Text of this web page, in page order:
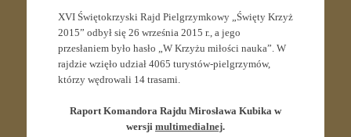
XVI Świętokrzyski Rajd Pielgrzymkowy „Święty Krzyż
2015” odbył się 26 września 2015 r., a jego
przesłaniem było hasło „W Krzyżu miłości nauka”. W
rajdzie wzięło udział 4065 turystów-pielgrzymów,
którzy wędrowali 14 trasami.
Raport Komandora Rajdu Mirosława Kubika w
wersji multimedialnej.